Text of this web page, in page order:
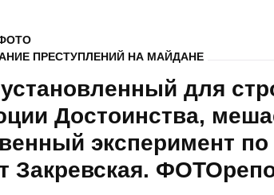
ПРЕСТУПЛЕНИЙ НА МАЙДАНЕ
для
Достоинства,
эксперимент
Закревская.